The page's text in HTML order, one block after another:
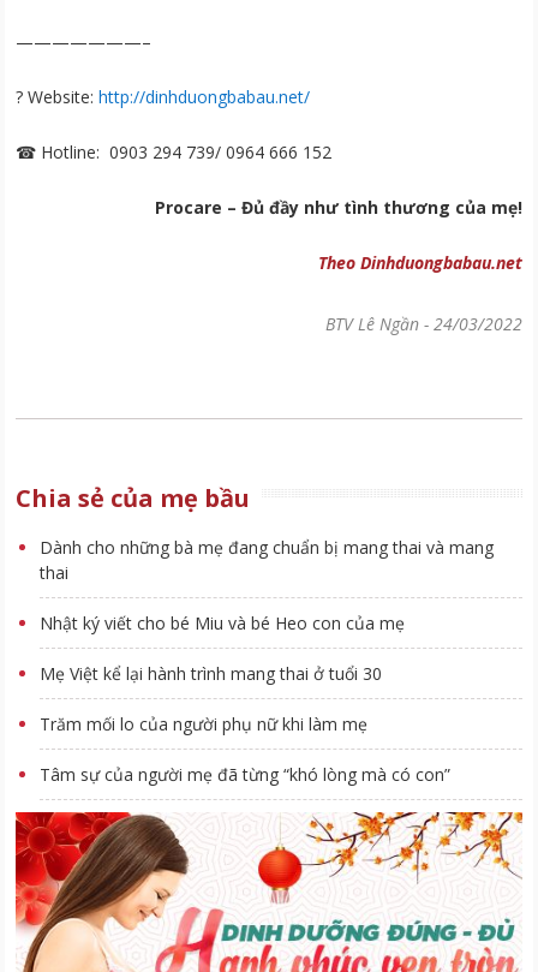
———————–
? Website:http://dinhduongbabau.net/
☎ Hotline: 0903 294 739/ 0964 666 152
Procare – Đủ đầy như tình thương của mẹ!
Theo Dinhduongbabau.net
BTV Lê Ngần- 24/03/2022
Chia sẻ của mẹ bầu
Dành cho những bà mẹ đang chuẩn bị mang thai và mang
thai
Nhật ký viết cho bé Miu và bé Heo con của mẹ
Mẹ Việt kể lại hành trình mang thai ở tuổi 30
Trăm mối lo của người phụ nữ khi làm mẹ
Tâm sự của người mẹ đã từng “khó lòng mà có con”